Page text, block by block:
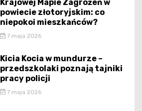
Krajowej Mapie Zagrożeń w
powiecie złotoryjskim: co
niepokoi mieszkańców?
7 maja 2026
Kicia Kocia w mundurze –
przedszkolaki poznają tajniki
pracy policji
7 maja 2026